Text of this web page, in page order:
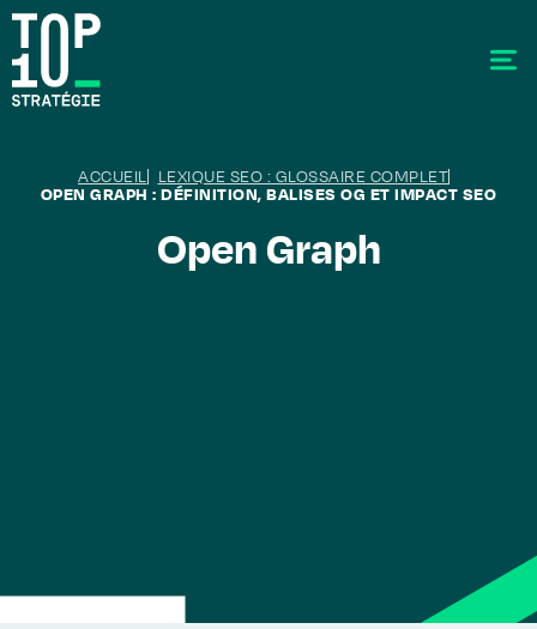
ACCUEIL
LEXIQUE SEO : GLOSSAIRE COMPLET
OPEN GRAPH : DÉFINITION, BALISES OG ET IMPACT SEO
Open Graph